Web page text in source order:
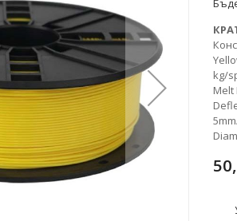
kg/
Melt